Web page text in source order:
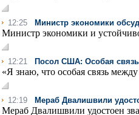
12:25 Министр экономики
Министр экономики и
12:21 Посол США: Особая
«Я знаю, что особая связь
12:19 Мераб Двалишвили
Мераб Двалишвили удостоен